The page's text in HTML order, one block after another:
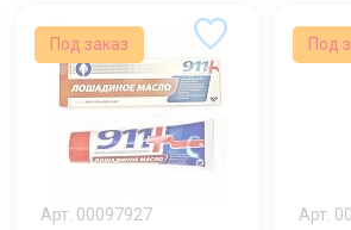
Под заказ
Арт. 00097927
Под
Арт.
Нажимая на кнопку "Отправить"
соглашаетесь на обработку
персональных данных